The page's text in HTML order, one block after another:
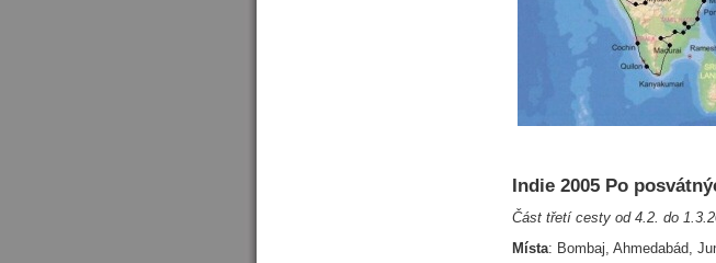
Indie 2005 Po
Část třetí cesty od 4.2. do
Místa: Bombaj, Ahmedabád,